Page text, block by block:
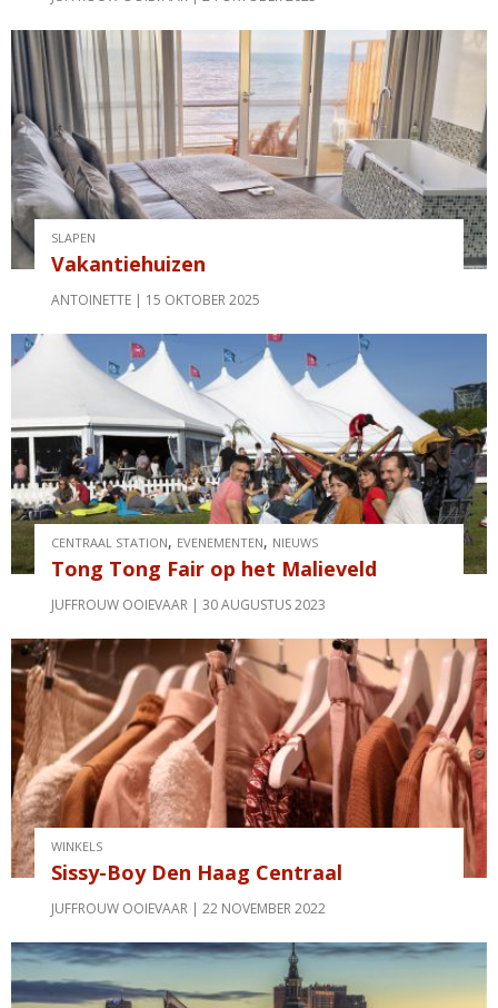
SLAPEN
Vakantiehuizen
ANTOINETTE 15 OKTOBER 2025
CENTRAAL STATION, EVENEMENTEN, NIEUWS
Tong Tong Fair op het Malieveld
JUFFROUW OOIEVAAR 30 AUGUSTUS 2023
WINKELS
Sissy-Boy Den Haag Centraal
JUFFROUW OOIEVAAR 22 NOVEMBER 2022